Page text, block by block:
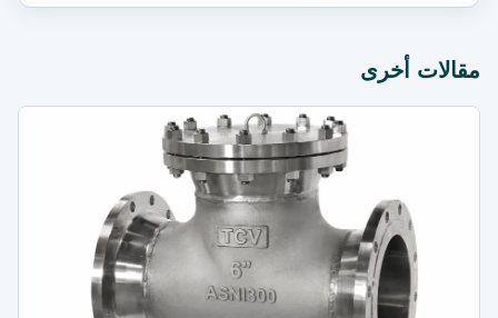
مقالات أخرى